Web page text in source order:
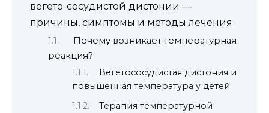
вегето-сосудистой дистонии —
причины, симптомы и методы лечения
Почему возникает температурная
реакция?
Вегетососудистая дистония и
повышенная температура у детей
Терапия температурной